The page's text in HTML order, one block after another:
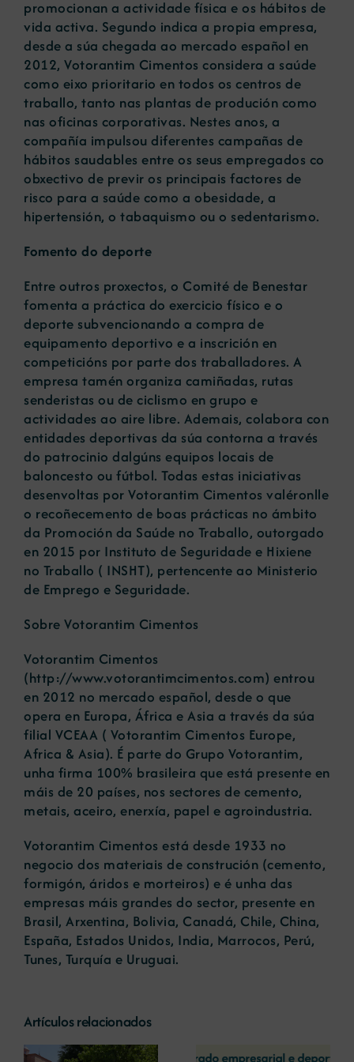
promocionan a actividade física e os hábitos de
vida activa. Segundo indica a propia empresa,
desde a súa chegada ao mercado español en
2012, Votorantim Cimentos considera a saúde
como eixo prioritario en todos os centros de
traballo, tanto nas plantas de produción como
nas oficinas corporativas. Nestes anos, a
compañía impulsou diferentes campañas de
hábitos saudables entre os seus empregados co
obxectivo de previr os principais factores de
risco para a saúde como a obesidade, a
hipertensión, o tabaquismo ou o sedentarismo.
Fomento do deporte
Entre outros proxectos, o Comité de Benestar
fomenta a práctica do exercicio físico e o
deporte subvencionando a compra de
equipamento deportivo e a inscrición en
competicións por parte dos traballadores. A
empresa tamén organiza camiñadas, rutas
senderistas ou de ciclismo en grupo e
actividades ao aire libre. Ademais, colabora con
entidades deportivas da súa contorna a través
do patrocinio dalgúns equipos locais de
baloncesto ou fútbol. Todas estas iniciativas
desenvoltas por Votorantim Cimentos valéronlle
o recoñecemento de boas prácticas no ámbito
da Promoción da Saúde no Traballo, outorgado
en 2015 por Instituto de Seguridade e Hixiene
no Traballo ( INSHT), pertencente ao Ministerio
de Emprego e Seguridade.
Sobre Votorantim Cimentos
Votorantim Cimentos
(http://www.votorantimcimentos.com) entrou
en 2012 no mercado español, desde o que
opera en Europa, África e Asia a través da súa
filial VCEAA ( Votorantim Cimentos Europe,
Africa & Asia). É parte do Grupo Votorantim,
unha firma 100% brasileira que está presente en
máis de 20 países, nos sectores de cemento,
metais, aceiro, enerxía, papel e agroindustria.
Votorantim Cimentos está desde 1933 no
negocio dos materiais de construción (cemento,
formigón, áridos e morteiros) e é unha das
empresas máis grandes do sector, presente en
Brasil, Arxentina, Bolivia, Canadá, Chile, China,
España, Estados Unidos, India, Marrocos, Perú,
Tunes, Turquía e Uruguai.
Artículos relacionados
La COMG reúne a
La OIPE y el